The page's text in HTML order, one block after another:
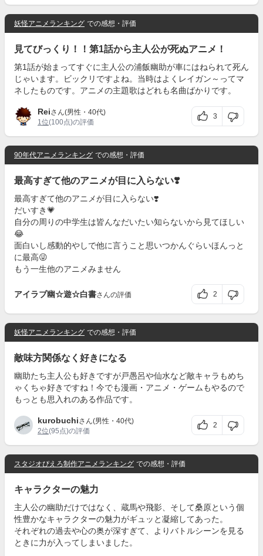
妖怪アニメランキング での感想・評価
見てびっくり！！第1話から主人公が死ぬアニメ！
第1話が始まってすぐに主人公の浦飯幽助が車にはねられて死ん
じゃいます。ビックリですよね。当時はよくレイガン～ってマ
ネしたものです。アニメの主題歌はどれも名曲ばかりです。
Reiさん(男性・40代)
1位(100点)の評価
3
90年代アニメランキング での感想・評価
最高すぎて他のアニメが目に入らない❣️
最高すぎて他のアニメが目に入らない❣️
だいすき💗
自分の周りの中学生は皆んなだいたい知らないから見てほしい
😂
面白いし感動的やしで他に言うこと思いつかんぐらいほんっと
に最高😜
もう一生他のアニメみません
アイラブ幽☆遊☆白書さんの評価 2
妖怪アニメランキング での感想・評価
敵味方関係なく好きになる
幽助たち主人公も好きですが戸愚呂や仙水など敵キャラもめち
ゃくちゃ好きですね！今でも漫画・アニメ・ゲームもやるので
もっとも思入れのある作品です。
kurobuchiさん(男性・40代)
2位(95点)の評価
2
スタジオぴえろ制作アニメランキング での感想・評価
キャラクターの魅力
主人公の幽助だけではなく、蔵馬や飛影、そして桑原という個
性豊かなキャラクターの魅力がギュッと凝縮してあった。
それぞれの過去や心の奥が深すぎて、よりバトルシーンを見る
ときに力が入ってしまいました。